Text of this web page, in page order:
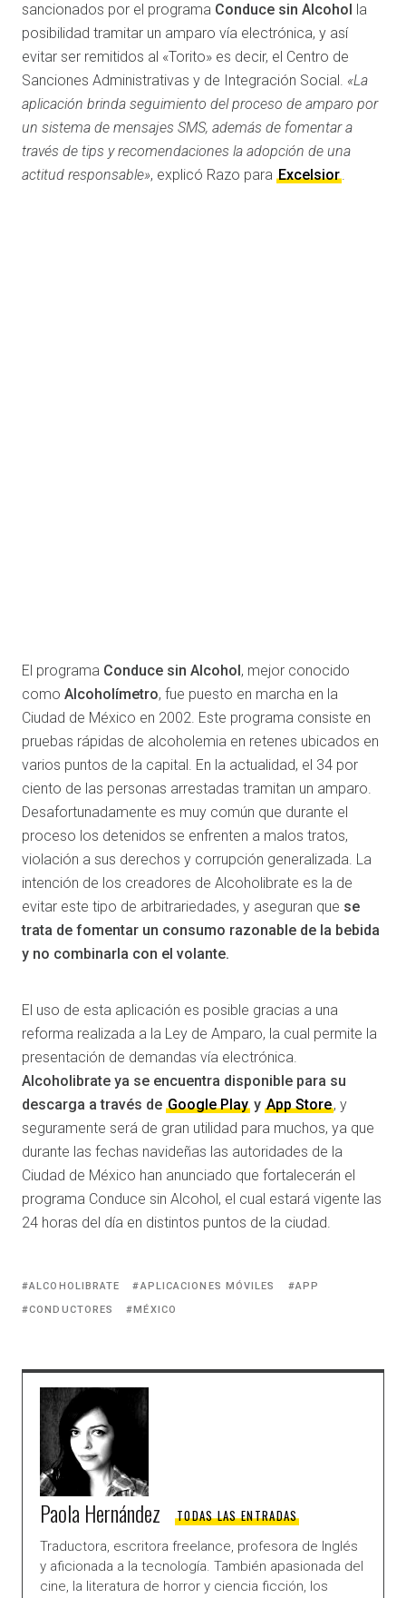
sancionados por el programa Conduce sin Alcohol la
posibilidad tramitar un amparo vía electrónica, y así
evitar ser remitidos al «Torito» es decir, el Centro de
Sanciones Administrativas y de Integración Social. «La
aplicación brinda seguimiento del proceso de amparo por
un sistema de mensajes SMS, además de fomentar a
través de tips y recomendaciones la adopción de una
actitud responsable», explicó Razo para Excelsior.
El programa Conduce sin Alcohol, mejor conocido
como Alcoholímetro, fue puesto en marcha en la
Ciudad de México en 2002. Este programa consiste en
pruebas rápidas de alcoholemia en retenes ubicados en
varios puntos de la capital. En la actualidad, el 34 por
ciento de las personas arrestadas tramitan un amparo.
Desafortunadamente es muy común que durante el
proceso los detenidos se enfrenten a malos tratos,
violación a sus derechos y corrupción generalizada. La
intención de los creadores de Alcoholibrate es la de
evitar este tipo de arbitrariedades, y aseguran que se
trata de fomentar un consumo razonable de la bebida
y no combinarla con el volante.
El uso de esta aplicación es posible gracias a una
reforma realizada a la Ley de Amparo, la cual permite la
presentación de demandas vía electrónica.
Alcoholibrate ya se encuentra disponible para su
descarga a través de Google Play y App Store, y
seguramente será de gran utilidad para muchos, ya que
durante las fechas navideñas las autoridades de la
Ciudad de México han anunciado que fortalecerán el
programa Conduce sin Alcohol, el cual estará vigente las
24 horas del día en distintos puntos de la ciudad.
ALCOHOLIBRATE APLICACIONES MÓVILES
APP
CONDUCTORES
MÉXICO
Paola Hernández TODAS LAS ENTRADAS
Traductora, escritora freelance, profesora de Inglés
y aficionada a la tecnología. También apasionada del
cine, la literatura de horror y ciencia ficción, los